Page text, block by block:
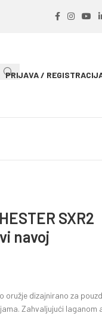
PRIJAVA /
SXR2
navoj
oružje dizajnirano za
Zahvaljujući laganom